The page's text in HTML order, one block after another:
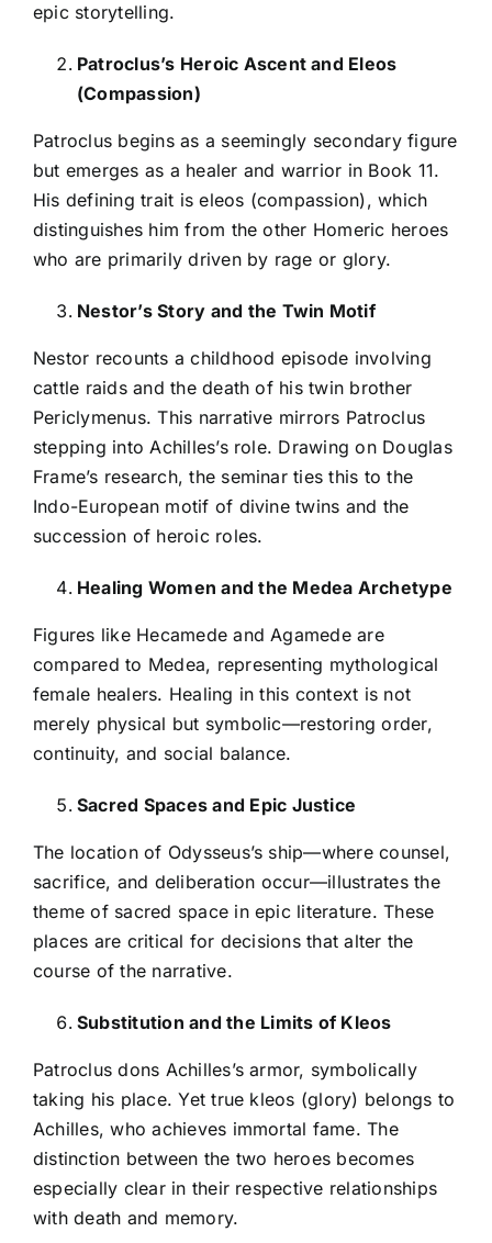
epic storytelling.
Patroclus’s Heroic Ascent and Eleos
(Compassion)
Patroclus begins as a seemingly secondary figure
but emerges as a healer and warrior in Book 11.
His defining trait is eleos (compassion), which
distinguishes him from the other Homeric heroes
who are primarily driven by rage or glory.
Nestor’s Story and the Twin Motif
Nestor recounts a childhood episode involving
cattle raids and the death of his twin brother
Periclymenus. This narrative mirrors Patroclus
stepping into Achilles’s role. Drawing on Douglas
Frame’s research, the seminar ties this to the
Indo-European motif of divine twins and the
succession of heroic roles.
Healing Women and the Medea Archetype
Figures like Hecamede and Agamede are
compared to Medea, representing mythological
female healers. Healing in this context is not
merely physical but symbolic—restoring order,
continuity, and social balance.
Sacred Spaces and Epic Justice
The location of Odysseus’s ship—where counsel,
sacrifice, and deliberation occur—illustrates the
theme of sacred space in epic literature. These
places are critical for decisions that alter the
course of the narrative.
Substitution and the Limits of Kleos
Patroclus dons Achilles’s armor, symbolically
taking his place. Yet true kleos (glory) belongs to
Achilles, who achieves immortal fame. The
distinction between the two heroes becomes
especially clear in their respective relationships
with death and memory.